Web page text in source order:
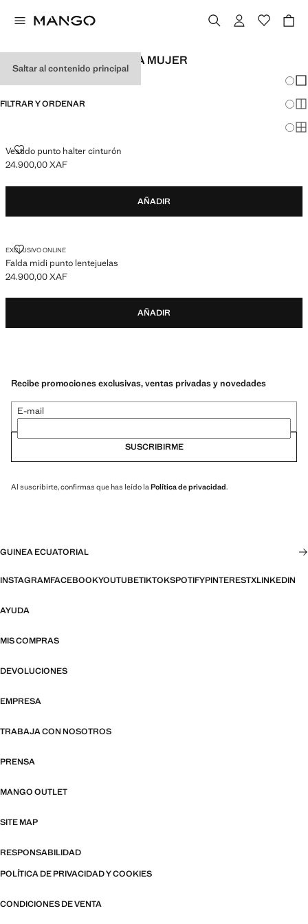
Saltar al contenido principal
LOOKS DE FESTIVAL PARA MUJER
FILTRAR Y ORDENAR
Vestido punto halter cinturón
VESTIDO PUNTO HALTER CINTURÓN
Precio actual [24.900,00 XAF ]
24.900,00 XAF
AÑADIR
EXCLUSIVO ONLINE
Falda midi punto lentejuelas
FALDA MIDI PUNTO LENTEJUELAS
Precio actual [24.900,00 XAF ]
24.900,00 XAF
AÑADIR
Recibe promociones exclusivas, ventas privadas y novedades
E-mail
SUSCRIBIRME
Al suscribirte, confirmas que has leído la Política de privacidad.
GUINEA ECUATORIAL
INSTAGRAMFACEBOOKYOUTUBETIKTOKSPOTIFYPINTERESTXLINKEDIN
AYUDA
MIS COMPRAS
DEVOLUCIONES
EMPRESA
TRABAJA CON NOSOTROS
PRENSA
MANGO OUTLET
SITE MAP
RESPONSABILIDAD
POLÍTICA DE PRIVACIDAD Y COOKIES
CONDICIONES DE VENTA